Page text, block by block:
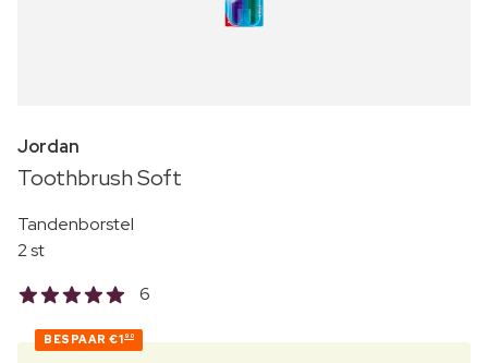
Jordan
Toothbrush Soft
Tandenborstel
2 st
6
BESPAAR €1 90